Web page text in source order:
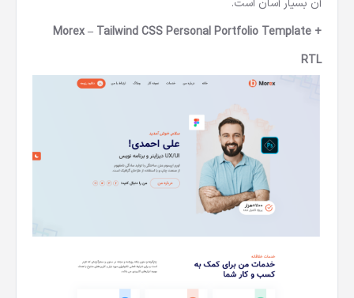
آن بسیار آسان است.
Morex – Tailwind CSS Personal Portfolio Template +
RTL